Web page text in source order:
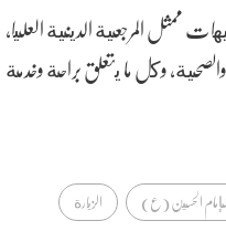
ممثل المرجعية الدينية العليا،
وكل ما يتعلق براحة وخدمة
الحسين (ع) الزيارة